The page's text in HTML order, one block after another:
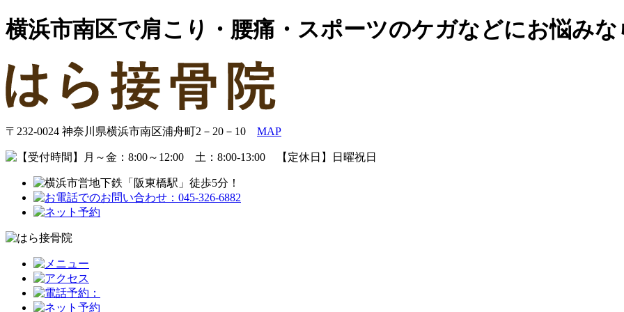
横浜市南区で肩こり・腰痛・スポーツのケガなどにお悩みな
〒232-0024 神奈川県横浜市南区浦舟町2－20－10 MAP